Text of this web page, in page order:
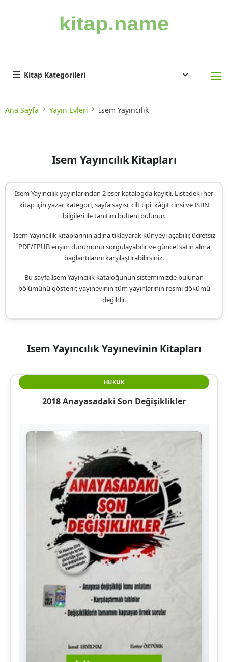
Kitap Kategorileri
Ana Sayfa Yayın Evleri Isem Yayıncılık
Isem Yayıncılık Kitapları
Isem Yayıncılık yayınlarından 2 eser katalogda kayıtlı. Listedeki her
kitap için yazar, kategori, sayfa sayısı, cilt tipi, kâğıt cinsi ve ISBN
bilgileri ile tanıtım bülteni bulunur.
Isem Yayıncılık kitaplarının adına tıklayarak künyeyi açabilir, ücretsiz
PDF/EPUB erişim durumunu sorgulayabilir ve güncel satın alma
bağlantılarını karşılaştırabilirsiniz.
Bu sayfa Isem Yayıncılık kataloğunun sistemimizde bulunan
bölümünü gösterir; yayınevinin tüm yayınlarının resmi dökümü
değildir.
Isem Yayıncılık Yayınevinin Kitapları
HUKUK
2018 Anayasadaki Son Değişiklikler